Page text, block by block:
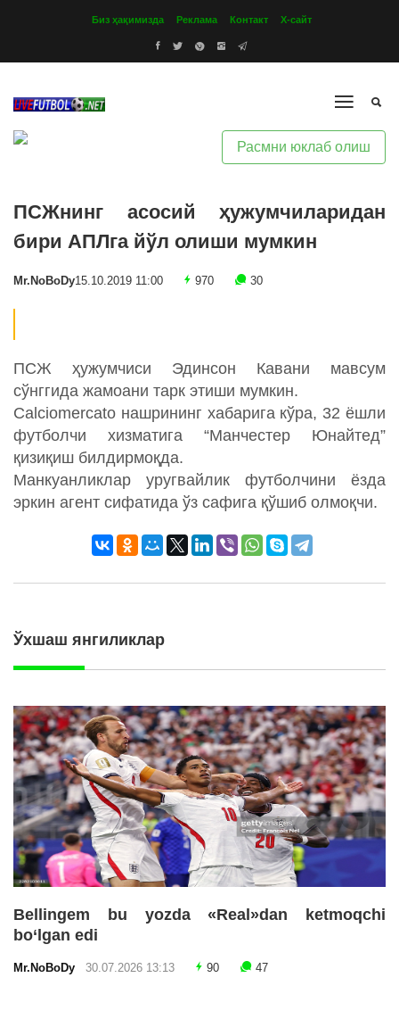
Биз ҳақимизда Реклама Контакт Х-сайт
Расмни юклаб олиш
ПСЖнинг асосий ҳужумчиларидан
бири АПЛга йўл олиши мумкин
Mr.NoBoDy15.10.2019 11:00 970 30
ПСЖ ҳужумчиси Эдинсон Кавани мавсум
сўнггида жамоани тарк этиши мумкин.
Calciomercato нашрининг хабарига кўра, 32 ёшли
футболчи хизматига “Манчестер Юнайтед”
қизиқиш билдирмоқда.
Манкуанликлар уругвайлик футболчини ёзда
эркин агент сифатида ўз сафига қўшиб олмоқчи.
Ўхшаш янгиликлар
Bellingem bu yozda «Real»dan ketmoqchi
bo‘lgan edi
Mr.NoBoDy 30.07.2026 13:13 90 47